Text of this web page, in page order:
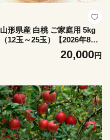
山形県産 白桃 ご家庭用 5kg
（12玉～25玉）【2026年8月
上旬から9月中旬発送】 山形
県 果物 フルーツ 桃 モモ も
20,000円